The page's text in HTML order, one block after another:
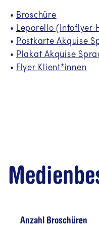
Information in
Broschüre
Leporello (Infoflyer
Postkarte Akquise
Plakat Akquise
Flyer Klient*innen
Anzahl Broschüren